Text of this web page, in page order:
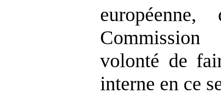
volonté de
interne en ce